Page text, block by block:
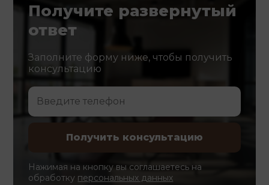
Получите развернутый
ответ
Заполните форму ниже, чтобы получить
консультацию
Нажимая на кнопку вы соглашаетесь на
обработку персональных данных